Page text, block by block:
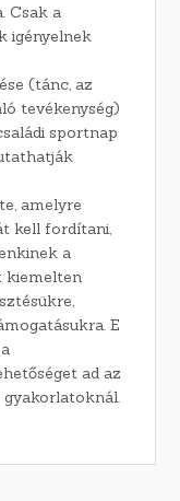
Csak a
igényelnek
(tánc, az
tevékenység)
sportnap
amelyre
kell fordítani,
a
kiemelten
E
ad az
gyakorlatoknál.